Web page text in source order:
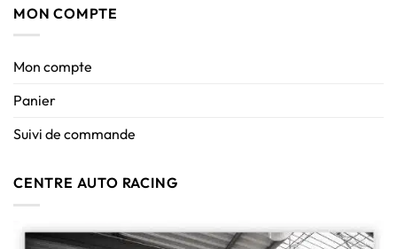
MON COMPTE
Mon compte
Panier
Suivi de commande
CENTRE AUTO RACING